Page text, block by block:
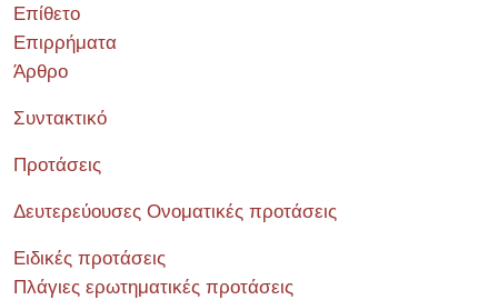
Επίθετο
Επιρρήματα
Άρθρο
Συντακτικό
Προτάσεις
Δευτερεύουσες Ονοματικές προτάσεις
Ειδικές προτάσεις
Πλάγιες ερωτηματικές προτάσεις